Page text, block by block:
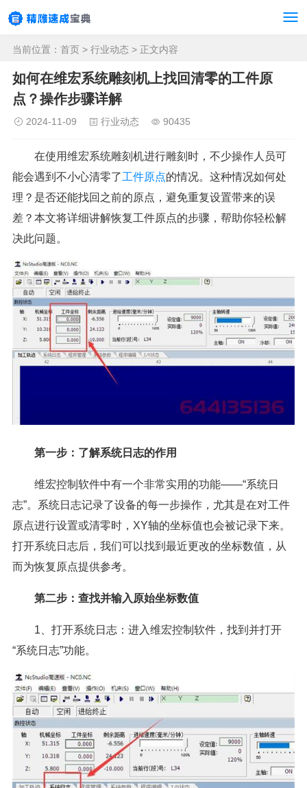
当前位置： 首页 > 行业动态 > 正文内容
如何在维宏系统雕刻机上找回清零的工件原
点？操作步骤详解
2024-11-09 行业动态 90435
在使用维宏系统雕刻机进行雕刻时，不少操作人员可
能会遇到不小心清零了工件原点的情况。这种情况如何处
理？是否还能找回之前的原点，避免重复设置带来的误
差？本文将详细讲解恢复工件原点的步骤，帮助你轻松解
决此问题。
第一步：了解系统日志的作用
维宏控制软件中有一个非常实用的功能——“系统日
志”。系统日志记录了设备的每一步操作，尤其是在对工件
原点进行设置或清零时，XY轴的坐标值也会被记录下来。
打开系统日志后，我们可以找到最近更改的坐标数值，从
而为恢复原点提供参考。
第二步：查找并输入原始坐标数值
1、打开系统日志：进入维宏控制软件，找到并打开
“系统日志”功能。